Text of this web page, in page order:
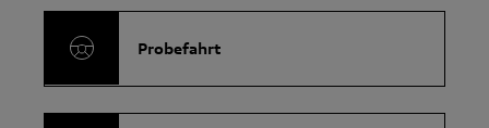
Probefahrt